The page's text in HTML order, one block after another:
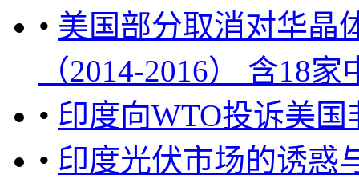
• 美国部分取消对华晶
（2014-2016） 含18家
• 印度向WTO投诉美
• 印度光伏市场的诱惑